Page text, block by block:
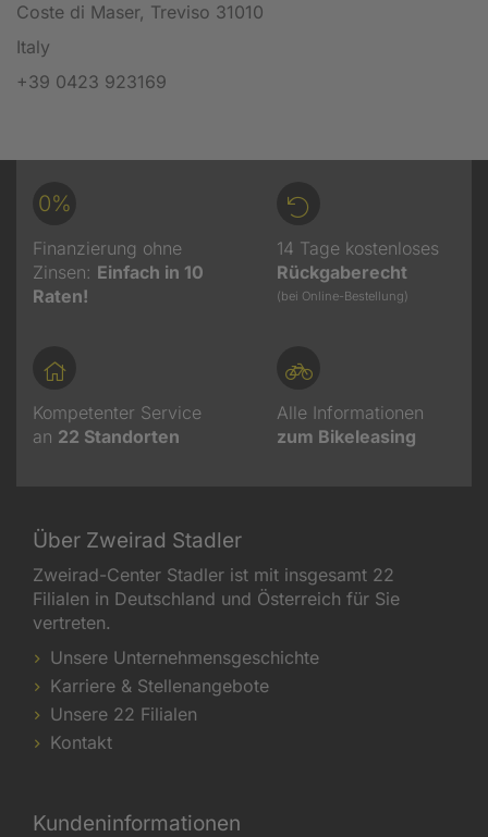
Coste di Maser, Treviso 31010
Italy
+39 0423 923169
0%
Finanzierung ohne
Zinsen: Einfach in 10
Raten!
14 Tage kostenloses
Rückgaberecht
(bei Online-Bestellung)
Kompetenter Service
an 22 Standorten
Alle Informationen
zum Bikeleasing
Über Zweirad Stadler
Zweirad-Center Stadler ist mit insgesamt 22
Filialen in Deutschland und Österreich für Sie
vertreten.
Unsere Unternehmensgeschichte
Karriere & Stellenangebote
Unsere 22 Filialen
Kontakt
Kundeninformationen